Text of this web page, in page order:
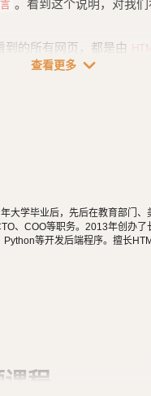
。看到这个说明，对我
到的所有网页，都是由
换翻译成用户可以看得懂
签，但所讲的是 HTML 中
写去，所用到的也就是课
查看更多 expand_more
大学毕业后，先后在教育部门
COO等职务。2013年创办了长乐
等开发后端程序。擅长
程